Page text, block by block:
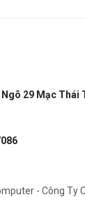
29 Mạc Thái
- Công Ty